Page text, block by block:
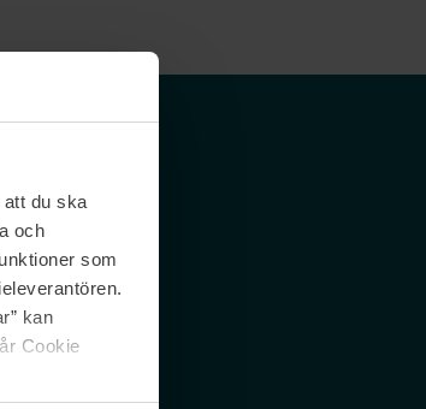
du ska
och
som
kan
Cookie
Nordicfeel SE
Nordicfeel FI
Nordicfeel NO